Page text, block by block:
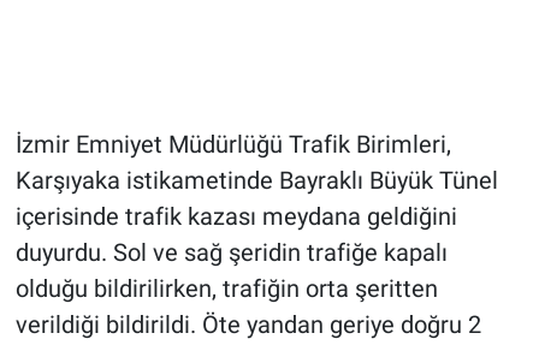
İzmir Emniyet Müdürlüğü Trafik Birimleri,
Karşıyaka istikametinde Bayraklı Büyük Tünel
içerisinde trafik kazası meydana geldiğini
duyurdu. Sol ve sağ şeridin trafiğe kapalı
olduğu bildirilirken, trafiğin orta şeritten
verildiği bildirildi. Öte yandan geriye doğru 2